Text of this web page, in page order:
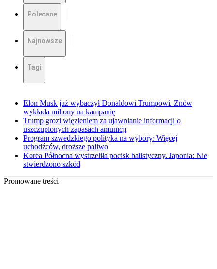
Polecane
Najnowsze
Tagi
Elon Musk już wybaczył Donaldowi Trumpowi. Znów
wykłada miliony na kampanię
Trump grozi więzieniem za ujawnianie informacji o
uszczuplonych zapasach amunicji
Program szwedzkiego polityka na wybory: Więcej
uchodźców, droższe paliwo
Korea Północna wystrzeliła pocisk balistyczny. Japonia: Nie
stwierdzono szkód
Promowane treści